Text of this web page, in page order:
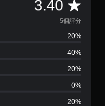
3.40 平
均
評
分
3
5個評分
20%
40%
20%
0%
20%